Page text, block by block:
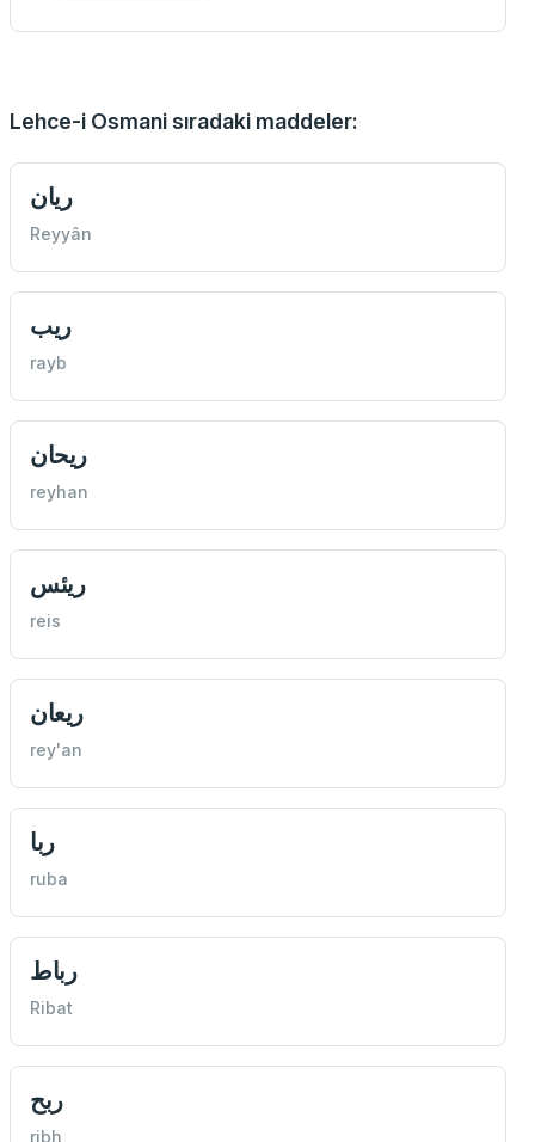
Lehce-i Osmani sıradaki maddeler:
ريان
Reyyân
ريب
rayb
ريحان
reyhan
ريئس
reis
ريعان
rey'an
ربا
ruba
رباط
Ribat
ربح
ribh